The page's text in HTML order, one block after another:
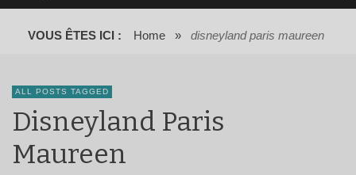
VOUS ÊTES ICI : Home » disneyland paris maureen
ALL POSTS TAGGED
Disneyland Paris
Maureen